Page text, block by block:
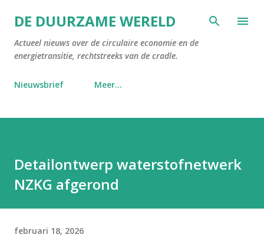
Doorgaan naar hoofdcontent
DE DUURZAME WERELD
Actueel nieuws over de circulaire economie en de
energietransitie, rechtstreeks van de cradle.
Nieuwsbrief Meer…
Detailontwerp waterstofnetwerk
NZKG afgerond
februari 18, 2026